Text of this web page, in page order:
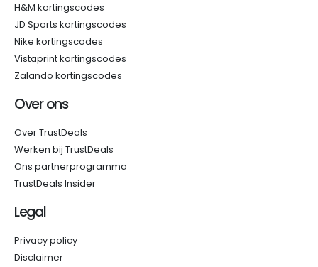
H&M kortingscodes
JD Sports kortingscodes
Nike kortingscodes
Vistaprint kortingscodes
Zalando kortingscodes
Over ons
Over TrustDeals
Werken bij TrustDeals
Ons partnerprogramma
TrustDeals Insider
Legal
Privacy policy
Disclaimer